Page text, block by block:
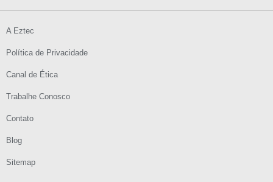
A Eztec
Política de Privacidade
Canal de Ética
Trabalhe Conosco
Contato
Blog
Sitemap